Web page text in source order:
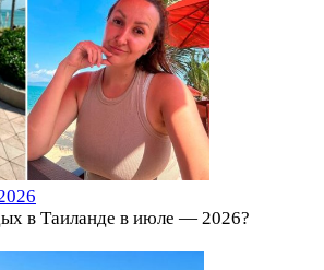
в Таиланде в июле — 2026?